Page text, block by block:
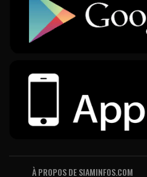
À PROPOS DE SIAMINFOS.COM